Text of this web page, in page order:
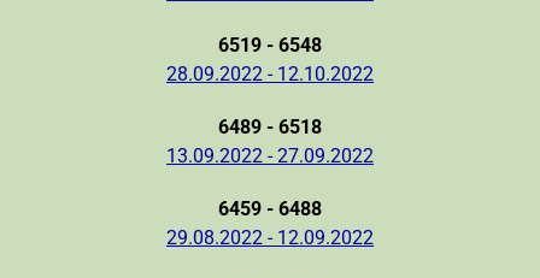
6519 - 6548
28.09.2022 - 12.10.2022
6489 - 6518
13.09.2022 - 27.09.2022
6459 - 6488
29.08.2022 - 12.09.2022